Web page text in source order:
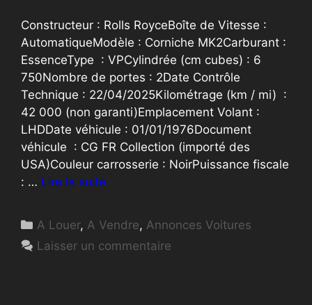
Constructeur : Rolls RoyceBoîte de Vitesse :
AutomatiqueModèle : Corniche MK2Carburant :
EssenceType : VPCylindrée (cm cubes) : 6
750Nombre de portes : 2Date Contrôle
Technique : 22/04/2025Kilométrage (km / mi) :
42 000 (non garanti)Emplacement Volant :
LHDDate véhicule : 01/01/1976Document
véhicule : CG FR Collection (importé des
USA)Couleur carrosserie : NoirPuissance fiscale
: … Lire la suite
Catégories
A Louer, A Vendre, Annonces Voitures
Laisser un commentaire